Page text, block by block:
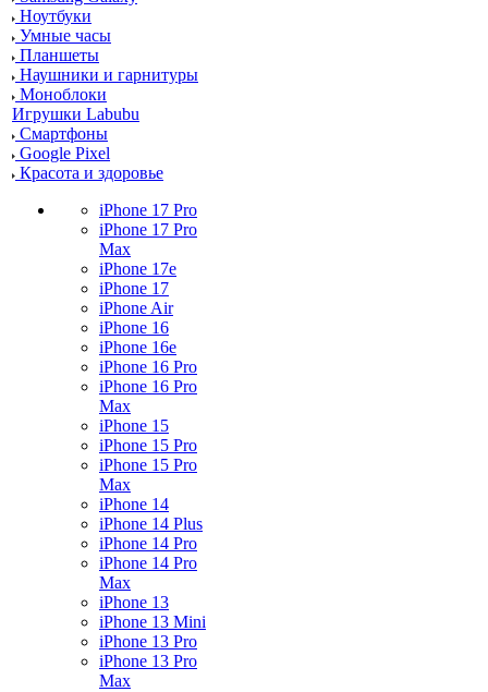
Ноутбуки
Умные часы
Планшеты
Наушники и гарнитуры
Моноблоки
Игрушки Labubu
Смартфоны
Google Pixel
Красота и здоровье
iPhone 17 Pro
iPhone 17 Pro
Max
iPhone 17e
iPhone 17
iPhone Air
iPhone 16
iPhone 16e
iPhone 16 Pro
iPhone 16 Pro
Max
iPhone 15
iPhone 15 Pro
iPhone 15 Pro
Max
iPhone 14
iPhone 14 Plus
iPhone 14 Pro
iPhone 14 Pro
Max
iPhone 13
iPhone 13 Mini
iPhone 13 Pro
iPhone 13 Pro
Max